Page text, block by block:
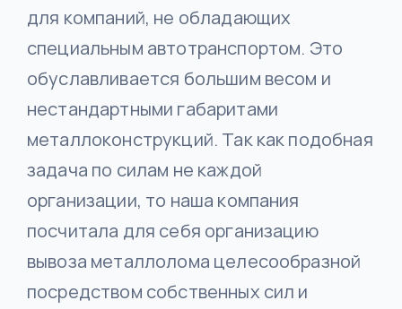
для компаний, не обладающих
специальным автотранспортом. Это
обуславливается большим весом и
нестандартными габаритами
металлоконструкций. Так как подобная
задача по силам не каждой
организации, то наша компания
посчитала для себя организацию
вывоза металлолома целесообразной
посредством собственных сил и